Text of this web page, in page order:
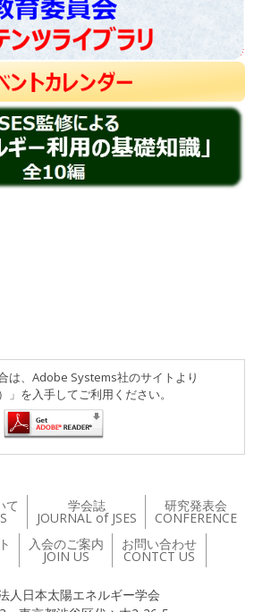
は、Adobe Systems社のサイトより
」を入手してご利用ください。
て 学会誌
JOURNAL of JSES
研究発表会
CONFERENCE
入会のご案内
JOIN US
お問い合わせ
CONTCT US
人日本太陽エネルギー学会